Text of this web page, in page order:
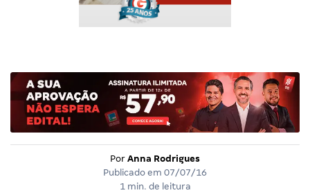
Por Anna Rodrigues
Publicado em 07/07/16
1 min. de leitura